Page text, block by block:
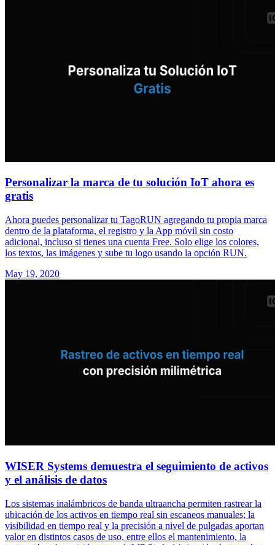
Personalizar la marca de tu solución IoT ahora es
gratis
Ahora puedes personalizar tu TagoRUN agregando tu propia marca
dentro de la plataforma, el registro y la App móvil sin costo
adicional, incluso si tienes una cuenta Free. Solo elige los colores,
los textos, las imágenes y sube tu logo usando la opción RUN.
May 19, 2020
WISER Systems demuestra el seguimiento de activos
y el análisis de datos
Los sistemas inalámbricos de banda ultraancha permiten rastrear la
ubicación de los activos en tiempo real sin escaneos manuales; la
visibilidad en tiempo real y la precisión a nivel de pulgadas aportan
valor en distintos casos de uso, entre ellos el mantenimiento, la